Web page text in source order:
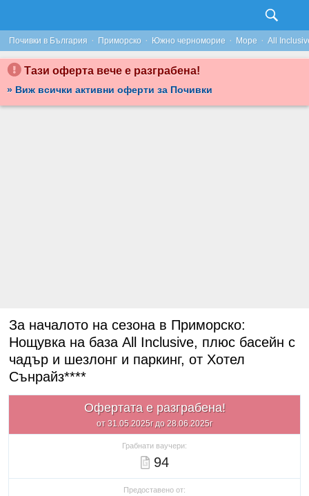
Почивки в България · Приморско · Южно черноморие · Море · All
Тази оферта вече е разграбена!
» Виж всички активни оферти за Почивки
За началото на сезона в Приморско:
Нощувка на база All Inclusive, плюс басейн с
чадър и шезлонг и паркинг, от Хотел
Сънрайз****
Офертата е разграбена!
от 31.05.2025г до 28.06.2025г
Грабнати ваучери:
94
Предоставено от: